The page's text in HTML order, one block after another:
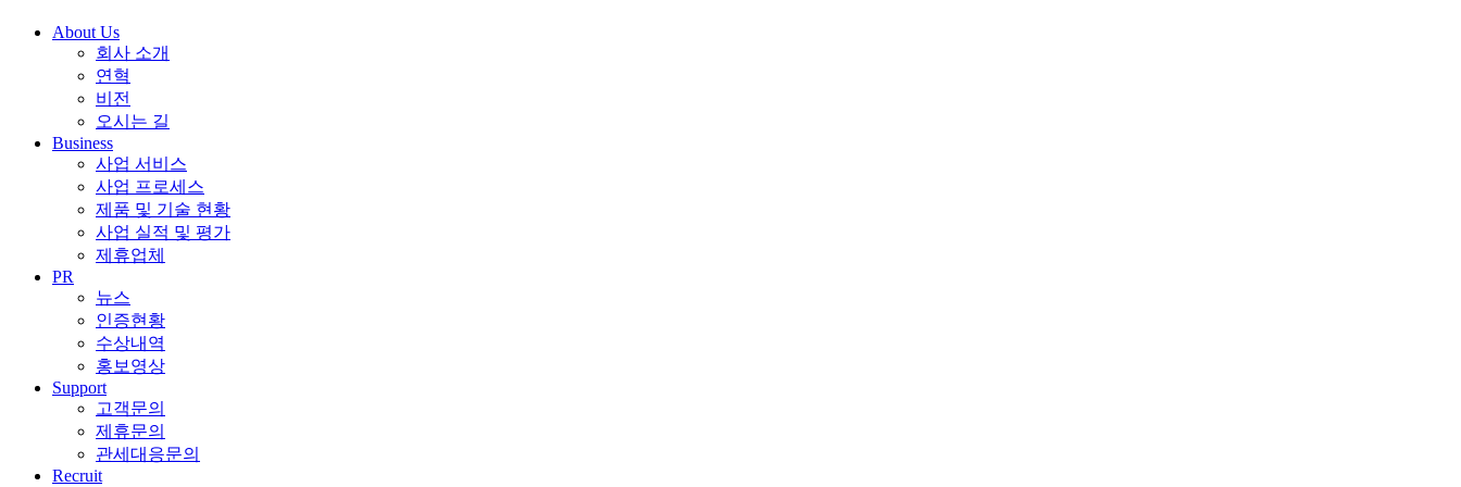
About Us
회사 소개
연혁
비전
오시는 길
Business
사업 서비스
사업 프로세스
제품 및 기술 현황
사업 실적 및 평가
제휴업체
PR
뉴스
인증현황
수상내역
홍보영상
Support
고객문의
제휴문의
관세대응문의
Recruit